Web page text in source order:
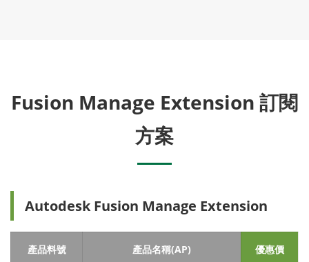
Fusion Manage Extension 訂閱
方案
Autodesk Fusion Manage Extension
產品料號 產品名稱(AP) 優惠價